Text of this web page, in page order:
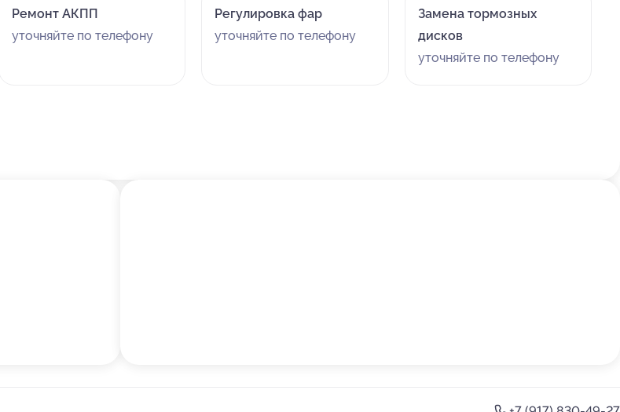
Ремонт АКПП
уточняйте по телефону
Регулировка фар
уточняйте по телефону
Замена тормозных
дисков
уточняйте по телефону